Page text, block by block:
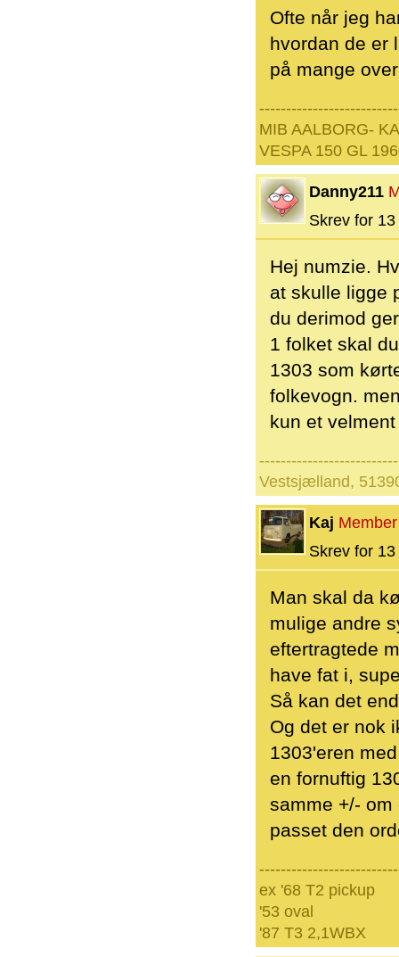
Ofte når jeg
hvordan de er
på mange
MIB AALBORG-
VESPA 150 GL
Danny211
Skrev for
Hej numzie.
at skulle ligge
du derimod
1 folket skal
1303 som
folkevogn.
kun et
Vestsjælland,
Kaj Member
Skrev for
Man skal da
mulige andre
eftertragtede
have fat i,
Så kan det
Og det er nok
1303'eren
en fornuftig
samme +/-
passet den
ex '68 T2 pickup
'53 oval
'87 T3 2,1WBX